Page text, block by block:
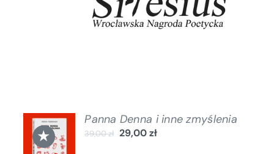
★
DODAJ
DO
KOSZYKA
Panna Denna i inne zmyślenia
39,00zł 29,00zł